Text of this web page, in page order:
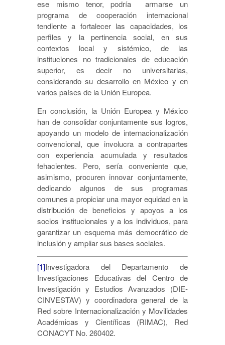
ese mismo tenor, podría armarse un
programa de cooperación internacional
tendiente a fortalecer las capacidades, los
perfiles y la pertinencia social, en sus
contextos local y sistémico, de las
instituciones no tradicionales de educación
superior, es decir no universitarias,
considerando su desarrollo en México y en
varios países de la Unión Europea.
En conclusión, la Unión Europea y México
han de consolidar conjuntamente sus logros,
apoyando un modelo de internacionalización
convencional, que involucra a contrapartes
con experiencia acumulada y resultados
fehacientes. Pero, sería conveniente que,
asimismo, procuren innovar conjuntamente,
dedicando algunos de sus programas
comunes a propiciar una mayor equidad en la
distribución de beneficios y apoyos a los
socios institucionales y a los individuos, para
garantizar un esquema más democrático de
inclusión y ampliar sus bases sociales.
[1]Investigadora del Departamento de
Investigaciones Educativas del Centro de
Investigación y Estudios Avanzados (DIE-
CINVESTAV) y coordinadora general de la
Red sobre Internacionalización y Movilidades
Académicas y Científicas (RIMAC), Red
CONACYT No. 260402.